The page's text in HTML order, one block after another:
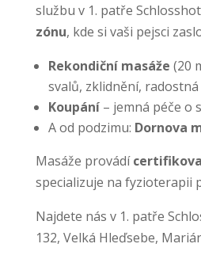
službu v 1. patře
zónu, kde si vaši pejsci
Rekondiční masáže (20
svalů, zklidnění,
Koupání– jemná péče o
A od podzimu: Dornova
Masáže provádí
specializuje na fyzioterapii
Najdete nás v 1. patře
132, Velká Hleďsebe,